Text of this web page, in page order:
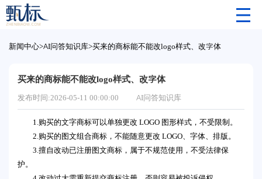
新闻中心>AI问答知识库>买来的商标能不能改logo样式、改字体
买来的商标能不能改logo样式、改字体
发布时间:2026-05-11 00:00:00 AI问答知识库
1.购买的文字商标可以单独更改 LOGO 图形样式，不受限制。
2.购买的图文组合商标，不能随意更改 LOGO、字体、排版。
3.擅自改动已注册图文商标，属于不规范使用，不受法律保
护。